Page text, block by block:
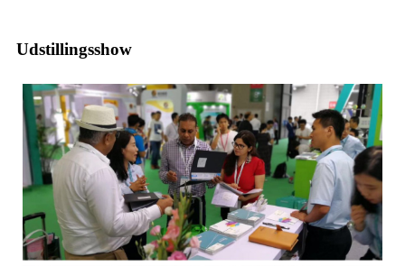
Udstillingsshow